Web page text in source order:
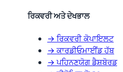
ਰਿਕਵਰੀ ਅਤੇ ਦੇਖਭਾਲ
→ ਰਿਕਵਰੀ ਕੋਪਾਇਲਟ
→ ਕਾਰਡੀਓਮਾਈਂਡ ਹੱਬ
→ ਪਹਿਨਣਯੋਗ ਡੈਸ਼ਬੋਰਡ